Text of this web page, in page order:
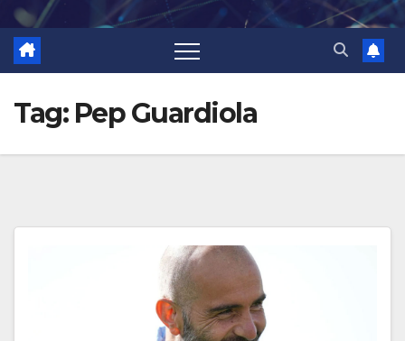
Tag: Pep Guardiola